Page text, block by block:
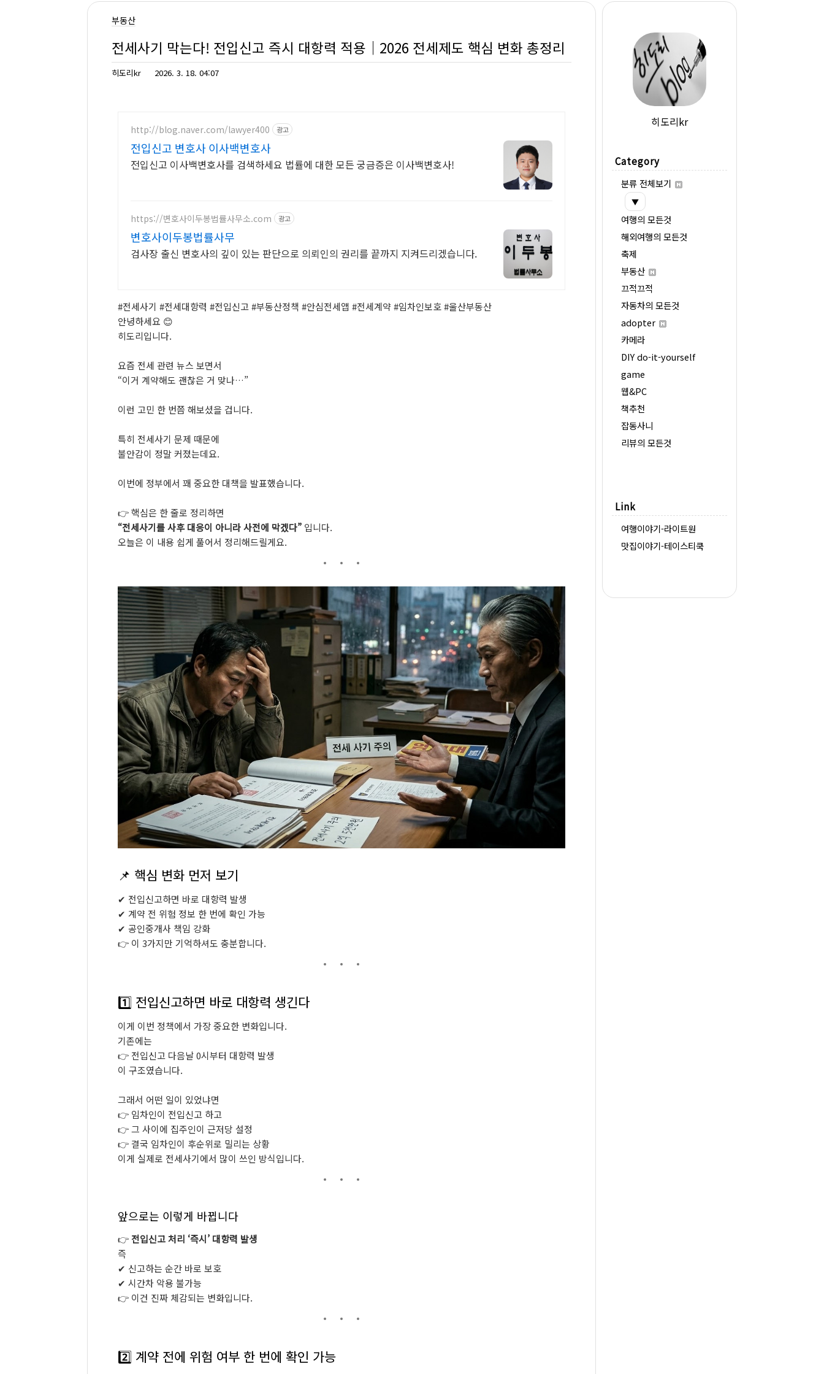
히도리kr
Category
분류 전체보기
▼
여행의 모든것
해외여행의 모든것
축제
부동산
끄적끄적
자동차의 모든것
adopter
카메라
DIY do-it-yourself
game
웹&PC
책추천
잡동사니
리뷰의 모든것
Link
여행이야기-라이트원
맛집이야기-테이스티쿡
부동산
전세사기 막는다! 전입신고 즉시 대항력 적용｜2026 전세제도 핵심 변화 총정리
히도리kr 2026. 3. 18. 04:07
http://blog.naver.com/lawyer400 광고
전입신고 변호사 이사백변호사
전입신고 이사백변호사를 검색하세요 법률에 대한 모든 궁금증은 이사백변호사!
https://변호사이두봉법률사무소.com 광고
변호사이두봉법률사무
검사장 출신 변호사의 깊이 있는 판단으로 의뢰인의 권리를 끝까지 지켜드리겠습니다.
#전세사기 #전세대항력 #전입신고 #부동산정책 #안심전세앱 #전세계약 #임차인보호 #울산부동산
안녕하세요 😊
히도리입니다.
요즘 전세 관련 뉴스 보면서
“이거 계약해도 괜찮은 거 맞나…”
이런 고민 한 번쯤 해보셨을 겁니다.
특히 전세사기 문제 때문에
불안감이 정말커졌는데요.
이번에 정부에서 꽤 중요한 대책을 발표했습니다.
👉핵심은 한줄로 정리하면
“전세사기를사후대응이 아니라사전에 막겠다” 입니다.
오늘은 이 내용 쉽게 풀어서 정리해드릴게요.
📌 핵심 변화 먼저 보기
✔ 전입신고하면 바로 대항력 발생
✔ 계약 전 위험 정보 한 번에 확인 가능
✔ 공인중개사 책임 강화
👉 이 3가지만 기억하셔도 충분합니다.
1️⃣ 전입신고하면 바로 대항력 생긴다
이게 이번 정책에서 가장중요한 변화입니다.
기존에는
👉 전입신고 다음날0시부터 대항력 발생
이 구조였습니다.
그래서 어떤 일이 있었냐면
👉 임차인이 전입신고 하고
👉그 사이에 집주인이 근저당 설정
👉 결국 임차인이 후순위로 밀리는 상황
이게 실제로 전세사기에서 많이 쓰인 방식입니다.
앞으로는 이렇게 바뀝니다
👉 전입신고처리 ‘즉시’ 대항력 발생
즉
✔ 신고하는 순간 바로 보호
✔ 시간차 악용 불가능
👉 이건 진짜 체감되는 변화입니다.
2️⃣ 계약 전에 위험 여부 한 번에 확인 가능